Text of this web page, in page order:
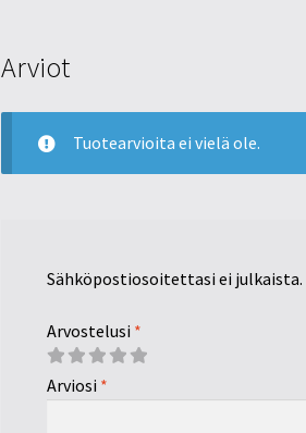
Arviot
Tuotearvioita ei vielä ole.
Sähköpostiosoitettasi ei julkaista.
Arvostelusi *
Arviosi *